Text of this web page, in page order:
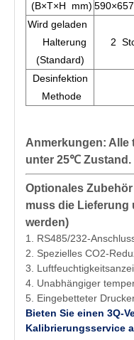
(B×T×H mm)
Wird geladen
Halterung
(Standard)
2
Desinfektion
Methode
Anmerkungen: Alle
unter 25℃ Zustand.
Optionales
muss die Lieferung
werden)
1. RS485/232-
2. Spezielles CO2-
3.
4. Unabhängiger
5. Eingebetteter
Bieten Sie einen 3Q-
Kalibrierungsservice